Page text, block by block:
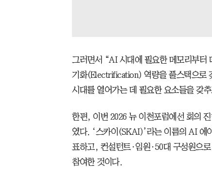
그러면서 “AI 시대에 필요한 메모리부터
기화(Electrification) 역량을 풀스택으로
시대를 열어가는 데 필요한 요소들을 갖
한편, 이번 2026 뉴 이천포럼에선 회의
였다. ‘스카이(SKAI)’라는 이름의 AI 에
표하고, 컨설턴트·임원·50대 구성원으
참여한 것이다.